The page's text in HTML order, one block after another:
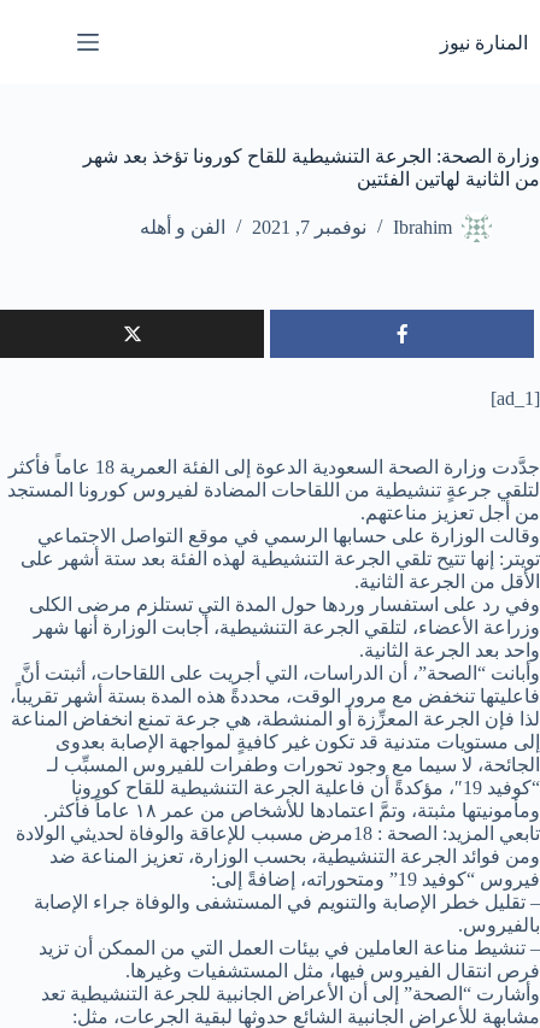
إلى
المحتوى
المنارة نيوز
وزارة الصحة: الجرعة التنشيطية للقاح كورونا تؤخذ بعد شهر
من الثانية لهاتين الفئتين
Ibrahim نوفمبر 7, 2021 الفن و أهله
[ad_1]
جدَّدت وزارة الصحة السعودية الدعوة إلى الفئة العمرية 18 عاماً فأكثر
لتلقي جرعةٍ تنشيطية من اللقاحات المضادة لفيروس كورونا المستجد
من أجل تعزيز مناعتهم.
وقالت الوزارة على حسابها الرسمي في موقع التواصل الاجتماعي
تويتر: إنها تتيح تلقي الجرعة التنشيطية لهذه الفئة بعد ستة أشهر على
الأقل من الجرعة الثانية.
وفي رد على استفسار وردها حول المدة التي تستلزم مرضى الكلى
وزراعة الأعضاء، لتلقي الجرعة التنشيطية، أجابت الوزارة أنها شهر
واحد بعد الجرعة الثانية.
وأبانت “الصحة”، أن الدراسات، التي أجريت على اللقاحات، أثبتت أنَّ
فاعليتها تنخفض مع مرور الوقت، محددةً هذه المدة بستة أشهر تقريباً،
لذا فإن الجرعة المعزِّزة أو المنشطة، هي جرعة تمنع انخفاض المناعة
إلى مستويات متدنية قد تكون غير كافيةٍ لمواجهة الإصابة بعدوى
الجائحة، لا سيما مع وجود تحورات وطفرات للفيروس المسبِّب لـ
“كوفيد 19″، مؤكدةً أن فاعلية الجرعة التنشيطية للقاح كورونا
ومأمونيتها مثبتة، وتمَّ اعتمادها للأشخاص من عمر ١٨ عاماً فأكثر.
تابعي المزيد: الصحة : 18مرض مسبب للإعاقة والوفاة لحديثي الولادة
ومن فوائد الجرعة التنشيطية، بحسب الوزارة، تعزيز المناعة ضد
فيروس “كوفيد 19” ومتحوراته، إضافةً إلى:
– تقليل خطر الإصابة والتنويم في المستشفى والوفاة جراء الإصابة
بالفيروس.
– تنشيط مناعة العاملين في بيئات العمل التي من الممكن أن تزيد
فرص انتقال الفيروس فيها، مثل المستشفيات وغيرها.
وأشارت “الصحة” إلى أن الأعراض الجانبية للجرعة التنشيطية تعد
مشابهة للأعراض الجانبية الشائع حدوثها لبقية الجرعات، مثل: